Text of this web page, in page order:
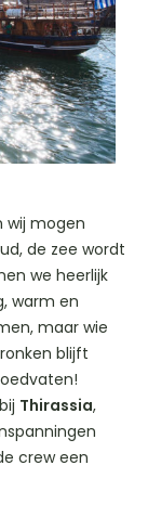
wij mogen
de zee wordt
we heerlijk
warm en
maar wie
blijft
Thirassia,
crew een